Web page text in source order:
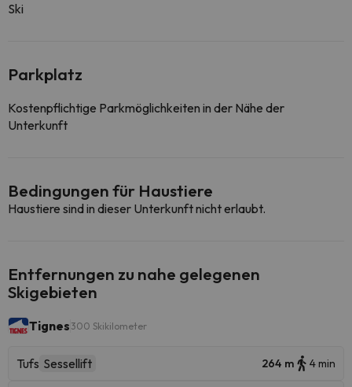
Ski
Parkplatz
Kostenpflichtige Parkmöglichkeiten in der Nähe der
Unterkunft
Bedingungen für Haustiere
Haustiere sind in dieser Unterkunft nicht erlaubt.
Entfernungen zu nahe gelegenen
Skigebieten
Tignes 300 Skikilometer
Tufs Sessellift 264 m 4 min